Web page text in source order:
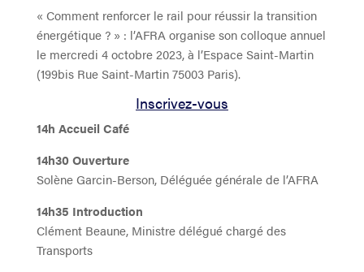
« Comment renforcer le rail pour réussir la transition
énergétique ? » : l’AFRA organise son colloque annuel
le mercredi 4 octobre 2023, à l’Espace Saint-Martin
(199bis Rue Saint-Martin 75003 Paris).
Inscrivez-vous
14h Accueil Café
14h30 Ouverture
Solène Garcin-Berson, Déléguée générale de l’AFRA
14h35 Introduction
Clément Beaune, Ministre délégué chargé des
Transports